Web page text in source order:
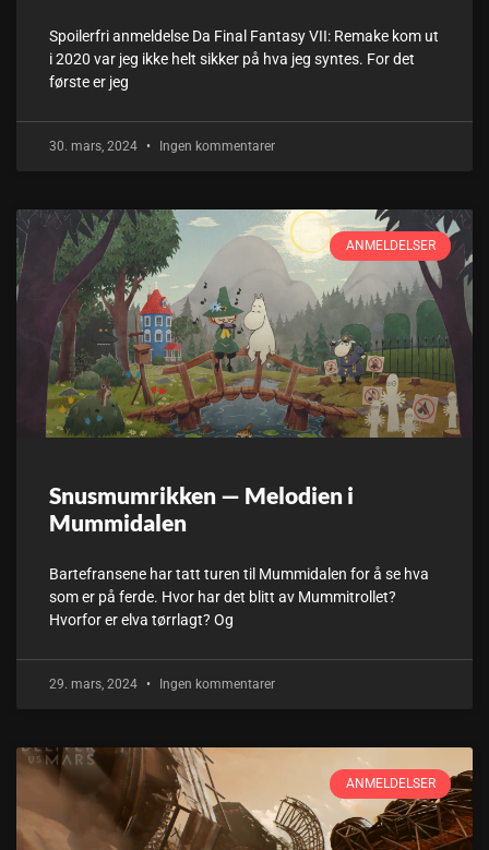
Spoilerfri anmeldelse Da Final Fantasy VII: Remake kom ut
i 2020 var jeg ikke helt sikker på hva jeg syntes. For det
første er jeg
30. mars, 2024 Ingen kommentarer
ANMELDELSER
Snusmumrikken — Melodien i
Mummidalen
Bartefransene har tatt turen til Mummidalen for å se hva
som er på ferde. Hvor har det blitt av Mummitrollet?
Hvorfor er elva tørrlagt? Og
29. mars, 2024 Ingen kommentarer
ANMELDELSER